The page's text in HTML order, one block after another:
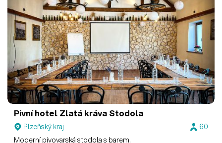
Pivní hotel Zlatá kráva Stodola
Plzeňský kraj
60
Moderní pivovarská stodola s barem.